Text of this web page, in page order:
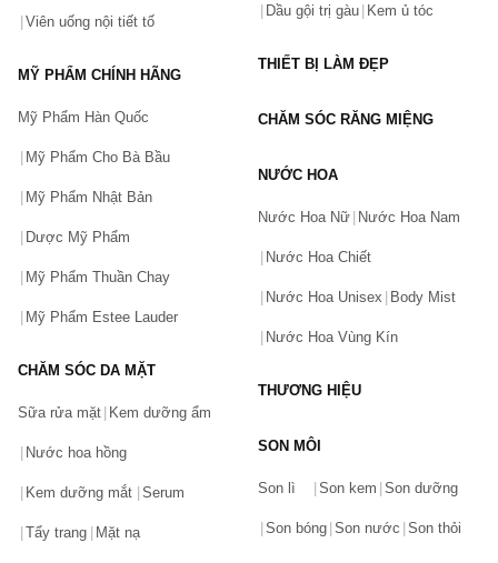
Bạn gặp vấn đề về sản phẩm hay mua hàng?
Hãy báo lỗi cho chúng tôi. Hoặc gọi cho chúng tôi qua số
Viên uống nội tiết tố
MỸ PHẨM CHÍNH HÃNG
Mỹ Phẩm Hàn Quốc
Mỹ Phẩm Cho Bà Bầu
Mỹ Phẩm Nhật Bản
Dược Mỹ Phẩm
Mỹ Phẩm Thuần Chay
Mỹ Phẩm Estee Lauder
CHĂM SÓC DA MẶT
Sữa rửa mặt Kem dưỡng ẩm
Nước hoa hồng
Kem dưỡng mắt Serum
Tẩy trang Mặt nạ
Dầu gội trị gàu Kem ủ tóc
THIẾT BỊ LÀM ĐẸP
CHĂM SÓC RĂNG MIỆNG
NƯỚC HOA
Nước Hoa Nữ Nước Hoa Nam
Nước Hoa Chiết
Nước Hoa Unisex Body Mist
Nước Hoa Vùng Kín
THƯƠNG HIỆU
SON MÔI
Son lì Son kem Son dưỡng
Son bóng Son nước Son thỏi